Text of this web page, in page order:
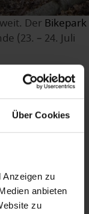
Über Cookies
Anzeigen zu
anbieten
zu
Der Bikepark
(23. – 24. Juli